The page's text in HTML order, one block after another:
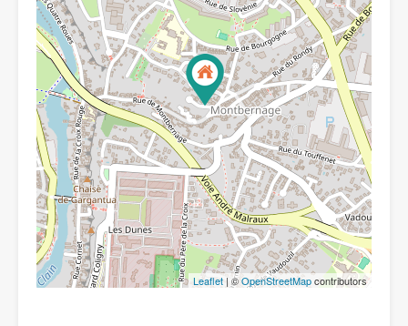
Leaflet | ©OpenStreetMapcontributors